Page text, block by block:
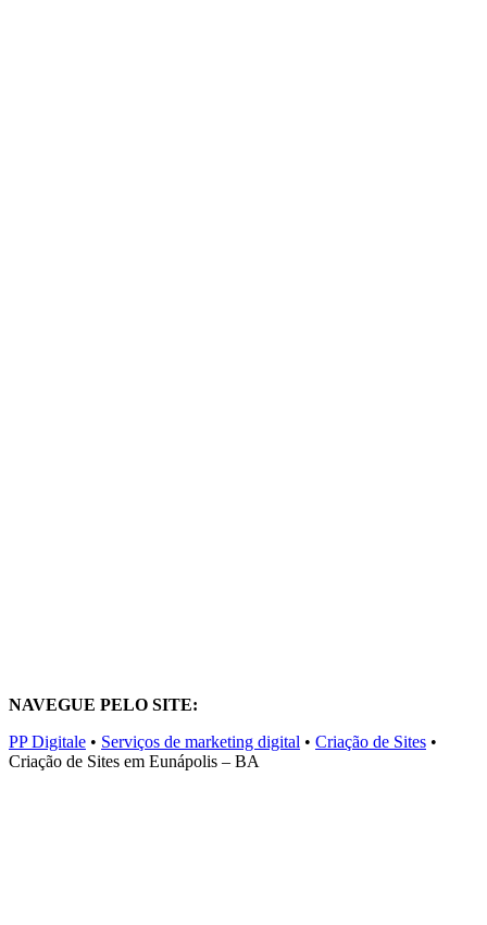
NAVEGUE PELO SITE:
PP Digitale • Serviços de marketing digital • Criação de Sites •
Criação de Sites em Eunápolis – BA